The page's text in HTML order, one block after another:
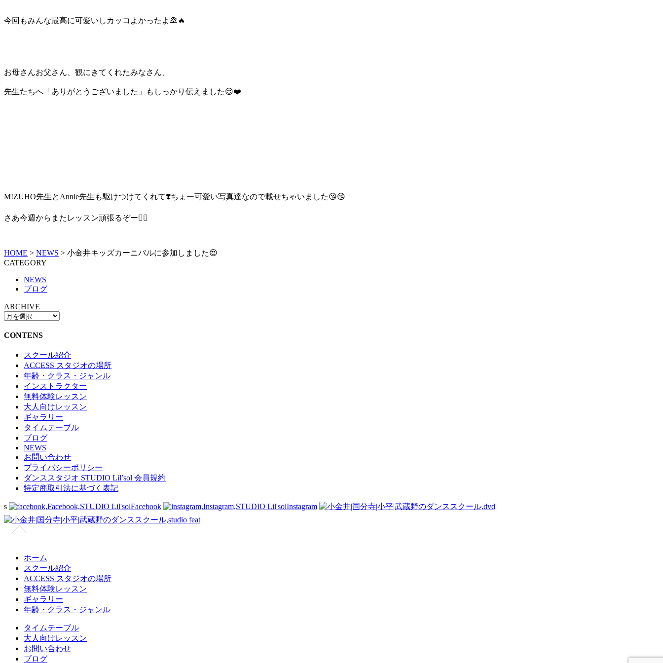
今回もみんな最高に可愛いしカッコよかったよ🙈🔥
お母さんお父さん、観にきてくれたみなさん、
先生たちへ「ありがとうございました」もしっかり伝えました😌❤️
M!ZUHO先生とAnnie先生も駆けつけてくれて❣️ちょー可愛い写真達なので載せちゃいました😘😘
さあ今週からまたレッスン頑張るぞー❤️‍🔥
HOME > NEWS > 小金井キッズカーニバルに参加しました😍
CATEGORY
NEWS
ブログ
ARCHIVE
CONTENS
スクール紹介
ACCESS スタジオの場所
年齢・クラス・ジャンル
インストラクター
無料体験レッスン
大人向けレッスン
ギャラリー
タイムテーブル
ブログ
NEWS
お問い合わせ
プライバシーポリシー
ダンススタジオ STUDIO Lil’sol 会員規約
特定商取引法に基づく表記
s Facebook Instagram
ホーム
スクール紹介
ACCESS スタジオの場所
無料体験レッスン
ギャラリー
年齢・クラス・ジャンル
タイムテーブル
大人向けレッスン
お問い合わせ
ブログ